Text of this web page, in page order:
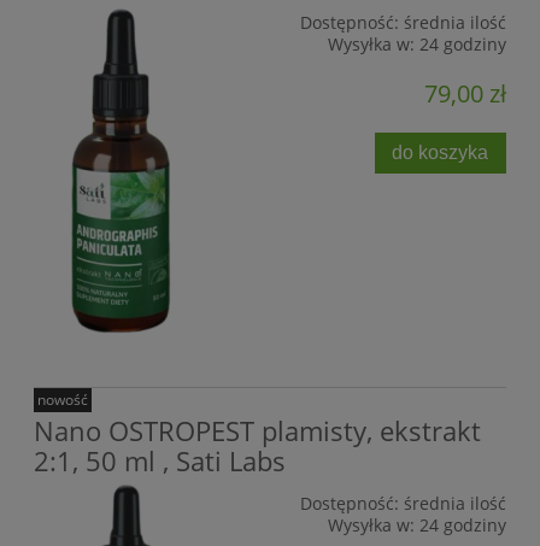
Dostępność: średnia ilość
Wysyłka w: 24 godziny
79,00 zł
do koszyka
Nano OSTROPEST plamisty, ekstrakt
2:1, 50 ml , Sati Labs
Dostępność: średnia ilość
Wysyłka w: 24 godziny
nowość